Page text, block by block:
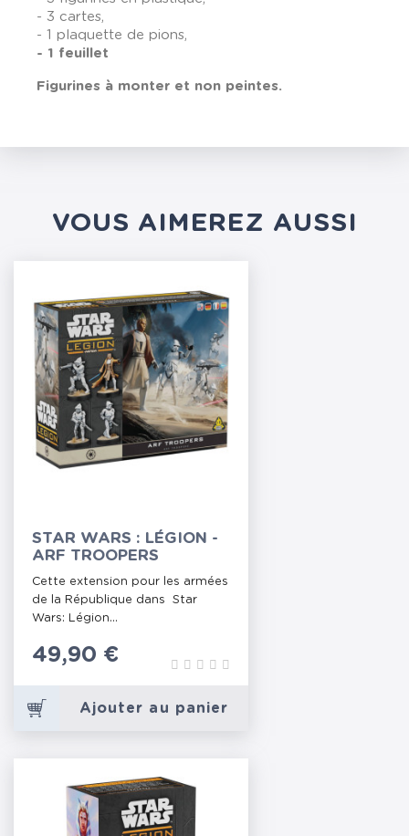
- 3 cartes,
- 1 plaquette de pions,
- 1 feuillet
Figurines à monter et non peintes.
VOUS AIMEREZ AUSSI
STAR WARS : LÉGION -
ARF TROOPERS
Cette extension pour les armées
de la République dans Star
Wars: Légion...
Prix
49,90 €
Ajouter au panier